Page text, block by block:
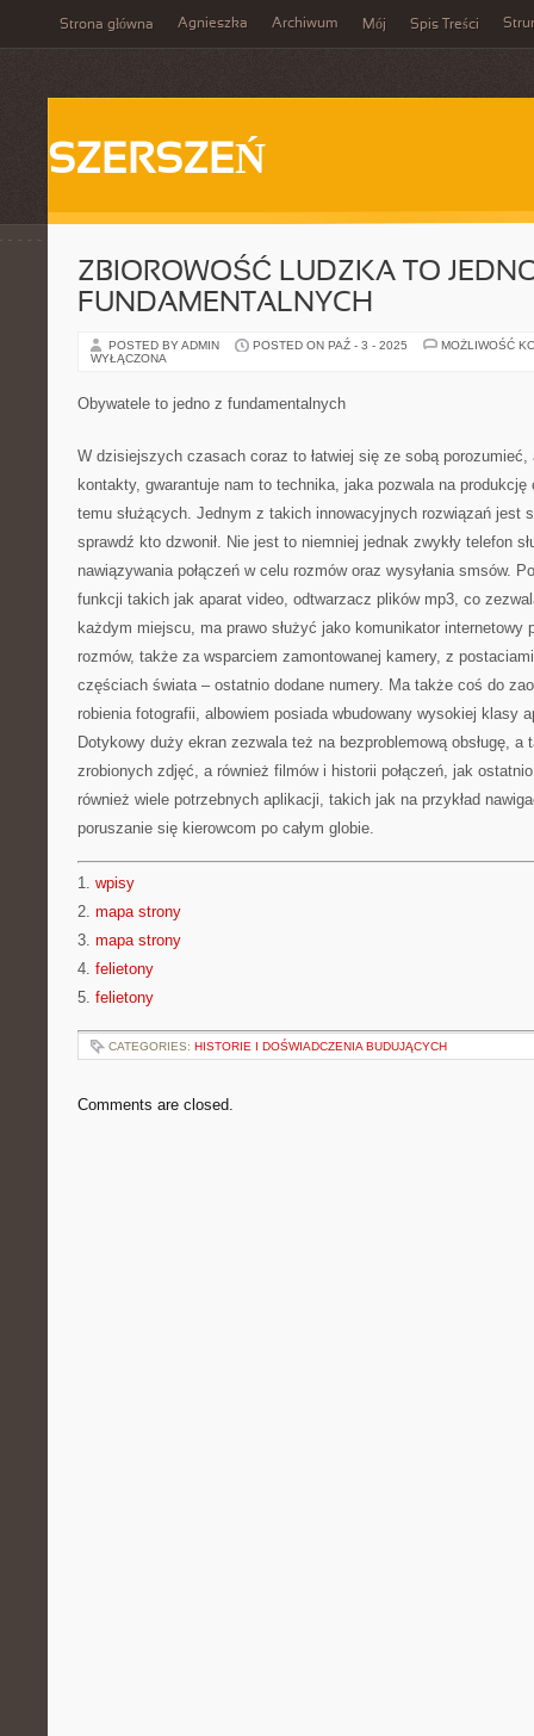
Strona główna Agnieszka Archiwum Mój Spis Treści
SZERSZEŃ
ZBIOROWOŚĆ LUDZKA TO
FUNDAMENTALNYCH
POSTED BY ADMIN POSTED ON PAŹ - 3 - 2025
MOŻLIWOŚĆ
WYŁĄCZONA
Obywatele to jedno z fundamentalnych
W dzisiejszych czasach coraz to łatwiej się ze sobą porozumieć,
kontakty, gwarantuje nam to technika, jaka pozwala na
temu służących. Jednym z takich innowacyjnych rozwiązań jest
sprawdź kto dzwonił. Nie jest to niemniej jednak zwykły telefon
nawiązywania połączeń w celu rozmów oraz wysyłania smsów.
funkcji takich jak aparat video, odtwarzacz plików mp3, co
każdym miejscu, ma prawo służyć jako komunikator internetowy
rozmów, także za wsparciem zamontowanej kamery, z
częściach świata – ostatnio dodane numery. Ma także coś do
robienia fotografii, albowiem posiada wbudowany wysokiej klasy
Dotykowy duży ekran zezwala też na bezproblemową obsługę, a
zrobionych zdjęć, a również filmów i historii połączeń, jak
również wiele potrzebnych aplikacji, takich jak na przykład
poruszanie się kierowcom po całym globie.
1. wpisy
2. mapa strony
3. mapa strony
4. felietony
5. felietony
CATEGORIES: HISTORIE I DOŚWIADCZENIA BUDUJĄCYCH
Comments are closed.